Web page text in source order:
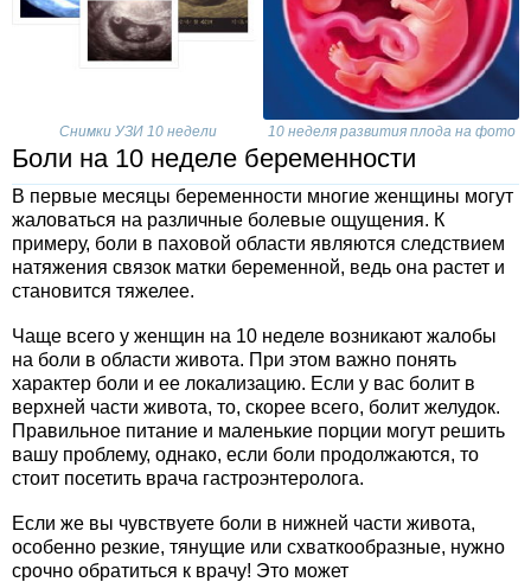
Снимки УЗИ 10 недели 10 неделя развития плода на фото
Боли на 10 неделе беременности
В первые месяцы беременности многие женщины могут
жаловаться на различные болевые ощущения. К
примеру, боли в паховой области являются следствием
натяжения связок матки беременной, ведь она растет и
становится тяжелее.
Чаще всего у женщин на 10 неделе возникают жалобы
на боли в области живота. При этом важно понять
характер боли и ее локализацию. Если у вас болит в
верхней части живота, то, скорее всего, болит желудок.
Правильное питание и маленькие порции могут решить
вашу проблему, однако, если боли продолжаются, то
стоит посетить врача гастроэнтеролога.
Если же вы чувствуете боли в нижней части живота,
особенно резкие, тянущие или схваткообразные, нужно
срочно обратиться к врачу! Это может